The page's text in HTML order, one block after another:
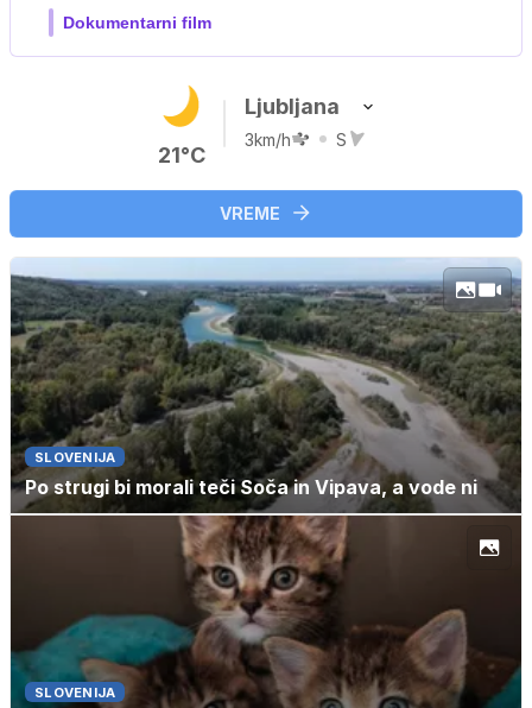
21°C
Ljubljana
3km/h S
VREME
SLOVENIJA
Po strugi bi morali teči Soča in Vipava, a vode ni
SLOVENIJA